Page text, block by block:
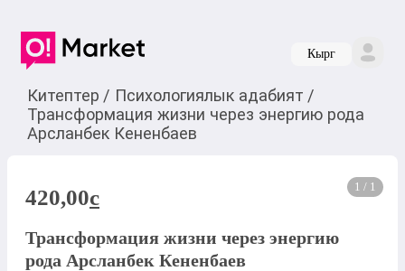
Кырг
Китептер / Психологиялык адабият /
Трансформация жизни через энергию рода
Арсланбек Кененбаев
1 / 1
420,00c
Трансформация жизни через энергию
рода Арсланбек Кененбаев